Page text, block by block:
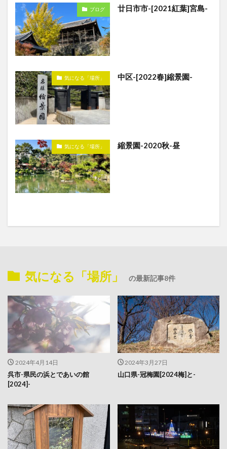
ブログ 廿日市市-[2021紅葉]宮島-
気になる「場所」 中区-[2022春]縮景園-
気になる「場所」 縮景園-2020秋-昼
気になる「場所」 の最新記事8件
2024年4月14日
呉市-県民の浜とであいの館
[2024]-
2024年3月27日
山口県-冠梅園[2024梅]と-